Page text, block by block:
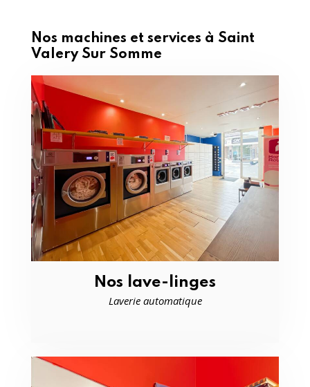
Nos machines et services à Saint
Valery Sur Somme
Nos lave-linges
Laverie automatique